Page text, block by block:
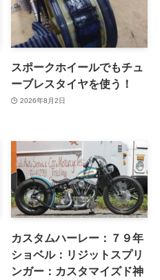
スポークホイールでもチュ
ーブレスタイヤを使う！
2026年8月2日
カスタムハーレー：７９年
ショベル：リジットスプリ
ンガー：カスタマイズド神